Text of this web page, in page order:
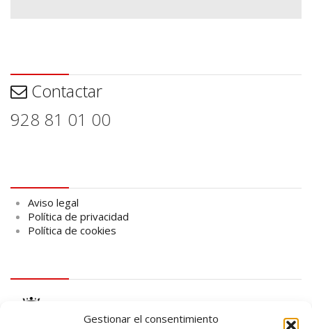
Gestionar el consentimiento
Contactar
928 81 01 00
Aviso legal
Política de privacidad
Política de cookies